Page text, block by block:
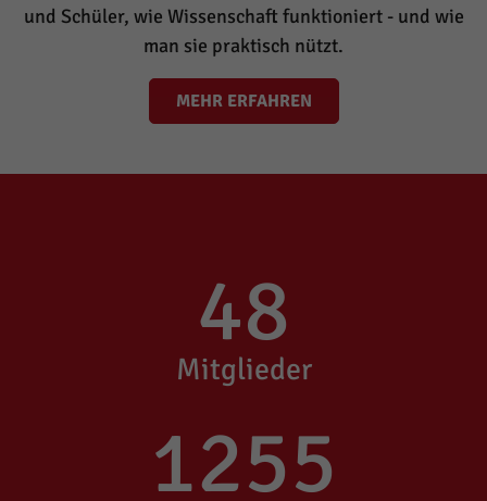
und Schüler, wie Wissenschaft funktioniert - und wie
man sie praktisch nützt.
MEHR ERFAHREN
48
Mitglieder
1255